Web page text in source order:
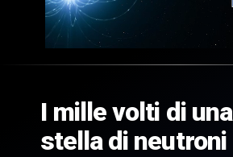
of
20
seconds
I mille volti di una
stella di neutroni